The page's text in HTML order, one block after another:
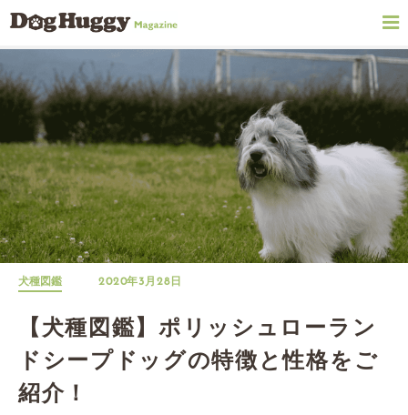
犬種図鑑 2020年3月28日
【犬種図鑑】ポリッシュローラン
ドシープドッグの特徴と性格をご
紹介！